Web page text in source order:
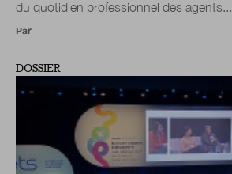
du quotidien professionnel des agents...
Par
DOSSIER